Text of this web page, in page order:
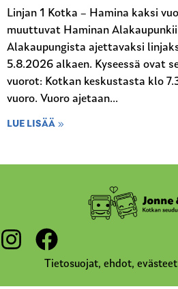
Linjan 1 Kotka – Hamina kaksi
muuttuvat Haminan
Alakaupungista ajettavaksi
5.8.2026 alkaen. Kyseessä ovat
vuorot: Kotkan keskustasta klo
vuoro. Vuoro ajetaan...
LUE LISÄÄ
Tietosuojat, ehdot,